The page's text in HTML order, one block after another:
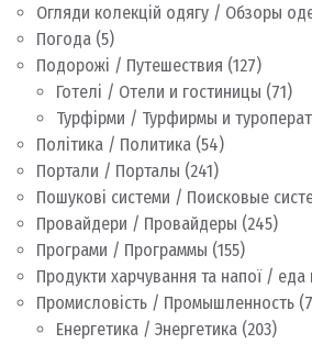
Огляди колекцій одягу / Обзоры
Погода (5)
Подорожі / Путешествия (127)
Готелі / Отели и гостиницы (71)
Турфірми / Турфирмы и
Політика / Политика (54)
Портали / Порталы (241)
Пошукові системи / Поисковые
Провайдери / Провайдеры (245)
Програми / Программы (155)
Продукти харчування та напої / еда
Промисловість / Промышленность
Енергетика / Энергетика (203)